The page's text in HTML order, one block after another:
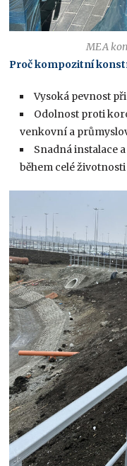
MEA
Proč kompozitní
Vysoká pevnost
Odolnost proti
venkovní a
Snadná instalace
během celé životnosti